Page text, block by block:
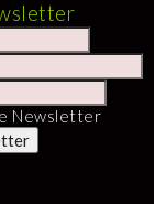
Newsletter